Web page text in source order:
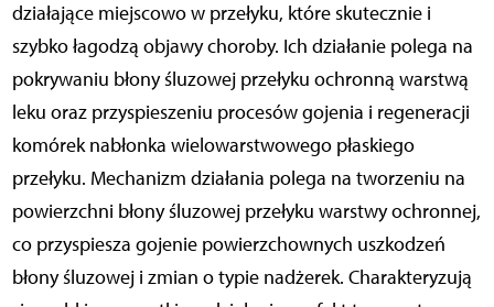
działające miejscowo w przełyku, które skutecznie i
szybko łagodzą objawy choroby. Ich działanie polega na
pokrywaniu błony śluzowej przełyku ochronną warstwą
leku oraz przyspieszeniu procesów gojenia i regeneracji
komórek nabłonka wielowarstwowego płaskiego
przełyku. Mechanizm działania polega na tworzeniu na
powierzchni błony śluzowej przełyku warstwy ochronnej,
co przyspiesza gojenie powierzchownych uszkodzeń
błony śluzowej i zmian o typie nadżerek. Charakteryzują